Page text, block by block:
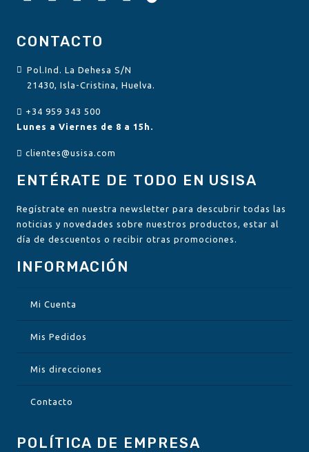
INFORMACIÓN
Mi Cuenta
Mis Pedidos
Mis direcciones
Contacto
POLÍTICA DE EMPRESA
CONTACTO
Pol.Ind. La Dehesa S/N
21430, Isla-Cristina, Huelva.
+34 959 343 500
Lunes a Viernes de 8 a 15h.
clientes@usisa.com
ENTÉRATE DE TODO EN USISA
Regístrate en nuestra newsletter para descubrir todas las
noticias y novedades sobre nuestros productos, estar al
día de descuentos o recibir otras promociones.